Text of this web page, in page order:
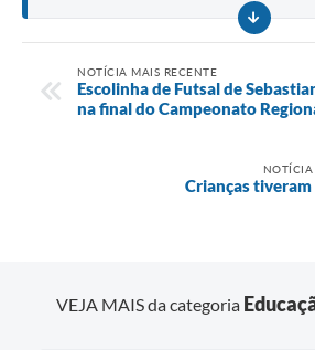
NOTÍCIA MAIS RECENTE
Escolinha de Futsal de
na final do Campeonato
NOTÍCIA
Crianças
VEJA MAIS da categoria